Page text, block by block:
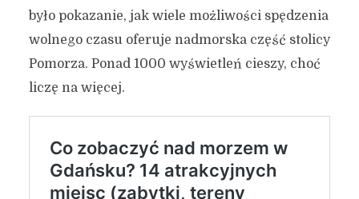
było pokazanie, jak wiele możliwości spędzenia
wolnego czasu oferuje nadmorska część stolicy
Pomorza. Ponad 1000 wyświetleń cieszy, choć
liczę na więcej.